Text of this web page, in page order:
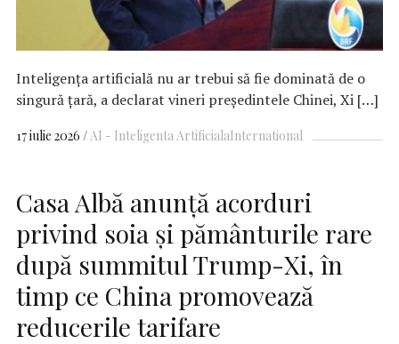
Inteligența artificială nu ar trebui să fie dominată de o
singură țară, a declarat vineri președintele Chinei, Xi […]
17 iulie 2026 AI - Inteligenta ArtificialaInternational
Casa Albă anunță acorduri
privind soia și pământurile rare
după summitul Trump-Xi, în
timp ce China promovează
reducerile tarifare